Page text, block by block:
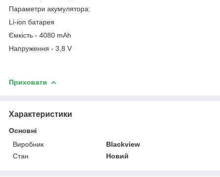
Параметри акумулятора:
Li-ion батарея
Ємкість - 4080 mAh
Напруження - 3,8 V
Приховати
Характеристики
Основні
Виробник
Blackview
Стан
Новий